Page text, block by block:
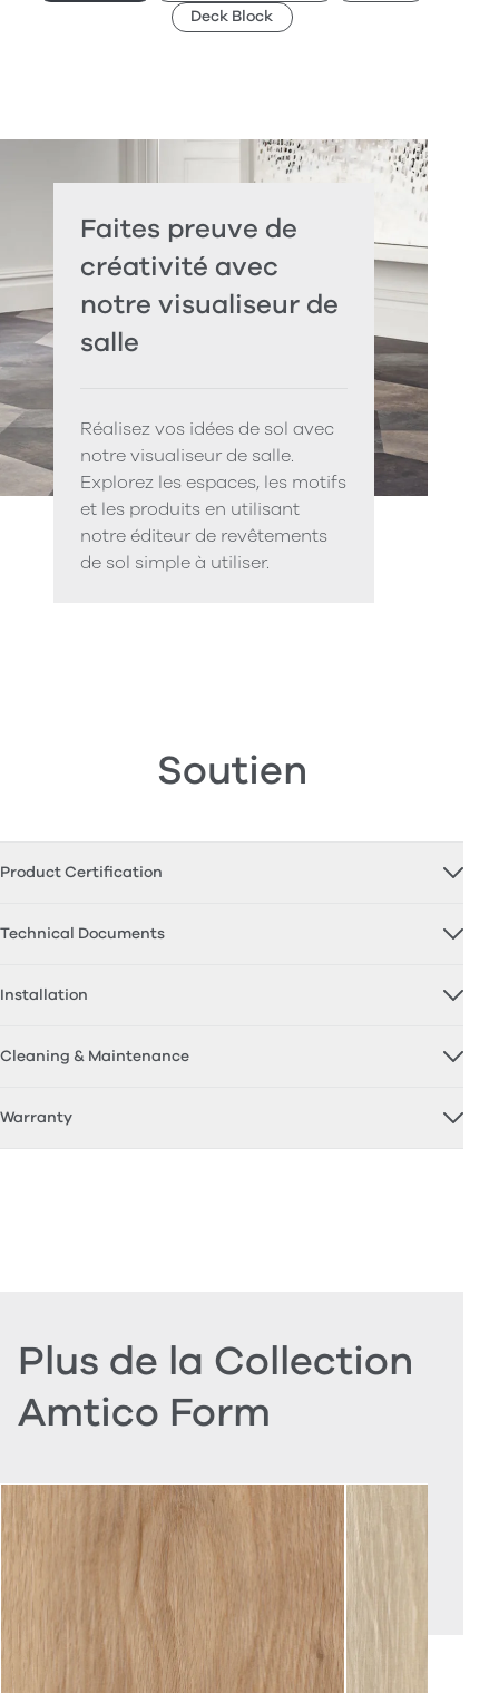
Deck Block
Faites preuve de
créativité avec
notre visualiseur de
salle
Réalisez vos idées de sol avec
notre visualiseur de salle.
Explorez les espaces, les motifs
et les produits en utilisant
notre éditeur de revêtements
de sol simple à utiliser.
Soutien
Product Certification
Technical Documents
Installation
Cleaning & Maintenance
Warranty
Plus de la Collection
Amtico Form